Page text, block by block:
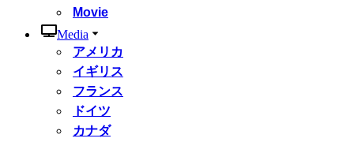
Movie
Media
アメリカ
イギリス
フランス
ドイツ
カナダ